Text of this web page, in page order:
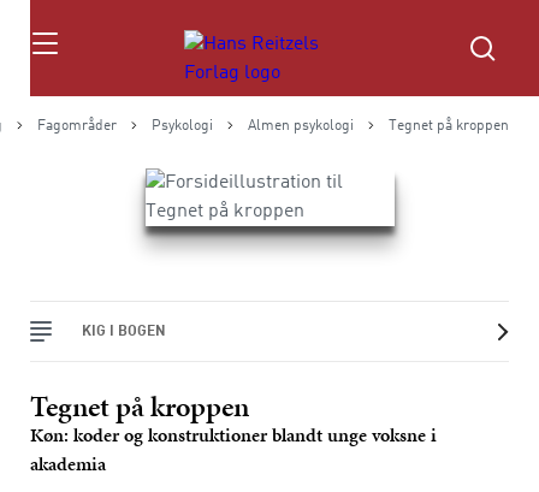
Søg
Fagområder Psykologi Almen psykologi Tegnet på kroppen
KIG I BOGEN
Tegnet på kroppen
Køn: koder og konstruktioner blandt unge voksne i
akademia